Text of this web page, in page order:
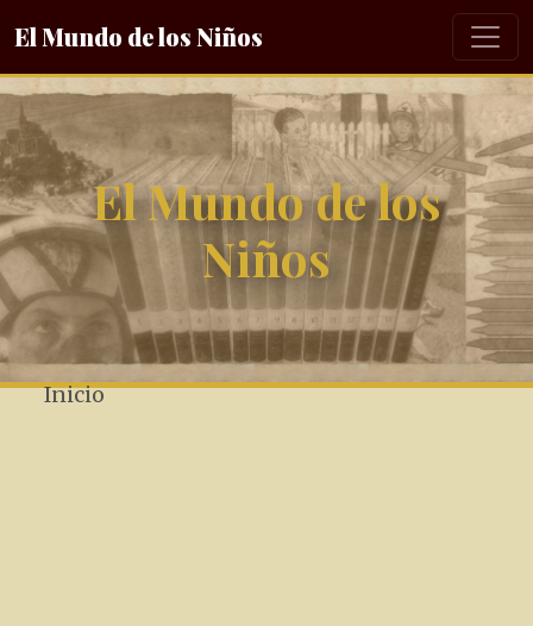
El Mundo de los Niños
El Mundo de los
Niños
Inicio